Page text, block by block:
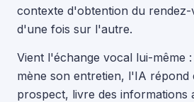
contexte d'obtention du rendez-
d'une fois sur l'autre.
Vient l'échange vocal lui-même
mène son entretien, l'IA répond
prospect, livre des informations